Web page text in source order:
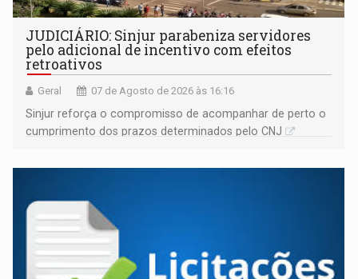
JUDICIÁRIO: Sinjur parabeniza servidores
pelo adicional de incentivo com efeitos
retroativos
Geral 07 de Agosto de 2026 às 16:16
Sinjur reforça o compromisso de acompanhar de perto o
cumprimento dos prazos determinados pelo CNJ